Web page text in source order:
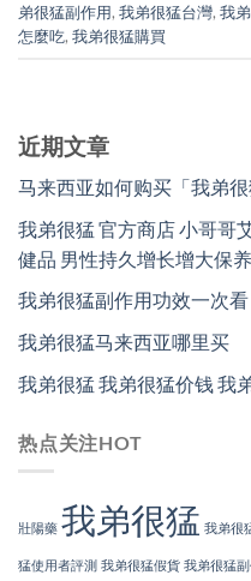
弟很猛副作用, 我弟很猛台灣, 我
怎麼吃, 我弟很猛購買
近期文章
马来西亚如何购买「我弟
我弟很猛 官方商店 小哥哥
健品 男性持久增长增大保
我弟很猛副作用功效一次
我弟很猛马来西亚哪里买
我弟很猛 我弟很猛价钱 我
热点关注HOT
壯陽藥 我弟很猛 我弟很
猛使用者評測 我弟很猛假貨 我弟很猛